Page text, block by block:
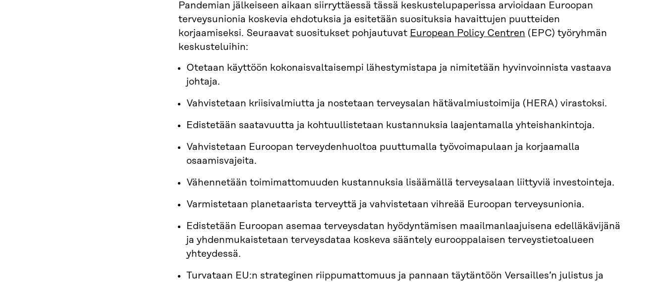
Pandemian jälkeiseen aikaan siirryttäessä tässä keskustelupaperissa arvioidaan Euroopan
terveysunionia koskevia ehdotuksia ja esitetään suosituksia havaittujen puutteiden
korjaamiseksi. Seuraavat suositukset pohjautuvat European Policy Centren (EPC) työryhmän
keskusteluihin:
Otetaan käyttöön kokonaisvaltaisempi lähestymistapa ja nimitetään hyvinvoinnista vastaava
johtaja.
Vahvistetaan kriisivalmiutta ja nostetaan terveysalan hätävalmiustoimija (HERA) virastoksi.
Edistetään saatavuutta ja kohtuullistetaan kustannuksia laajentamalla yhteishankintoja.
Vahvistetaan Euroopan terveydenhuoltoa puuttumalla työvoimapulaan ja korjaamalla
osaamisvajeita.
Vähennetään toimimattomuuden kustannuksia lisäämällä terveysalaan liittyviä investointeja.
Varmistetaan planetaarista terveyttä ja vahvistetaan vihreää Euroopan terveysunionia.
Edistetään Euroopan asemaa terveysdatan hyödyntämisen maailmanlaajuisena edelläkävijänä
ja yhdenmukaistetaan terveysdataa koskeva sääntely eurooppalaisen terveystietoalueen
yhteydessä.
Turvataan EU:n strateginen riippumattomuus ja pannaan täytäntöön Versailles’n julistus ja